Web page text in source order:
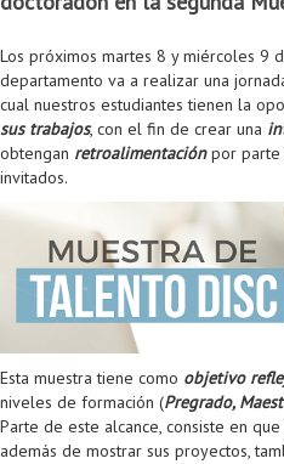
Los próximos martes 8 y miércoles 9
departamento va a realizar una
cual nuestros estudiantes tienen la
sus trabajos, con el fin de crear una
obtengan retroalimentación por parte
invitados.
Esta muestra tiene como objetivo
niveles de formación (Pregrado,
Parte de este alcance, consiste en
además de mostrar sus proyectos,
Convocatoria IA
Información general
Opciones académicas
TI en las Organizaciones
Computación Visual
Matemática computacional
Profesores
Acreditaciones
Cursos electivos
Electivas reguladas
Electivas profesionales
Electivas profesionales en
Oferta de cursos periodo
Procesos administrativos
Doble programa
Doble titulación
Examen Saber Pro
Intercambios académicos
Reingreso
Reintegro
Retiro Voluntario
Trasnferencia Interna
Intercambio Is-Link
Bienestar institucional
Oferta de cursos
Maestría en Arquitectura de
(MATI)
Maestría en Biología
Maestría en Tecnologías de
(MBIT)
Maestría en Seguridad de la
Maestría en Ingeniería de
Maestría en Ingeniería de
Asistentes Postdoctorales
Profesores Adjuntos
Coordinadores generales
Coordinadores de programa
Gestores
Personal de apoyo
Personal de laboratorios
Emprendedores e Innovadores
Autónomos
Laboratorio de Arquitecturas
Laboratorio de Conectividad y
Laboratorio de Computación
Laboratorio de Informática
Laboratorio de Ingeniería de
Laboratorios de Propósito
Laboratorios de Seguridad de la